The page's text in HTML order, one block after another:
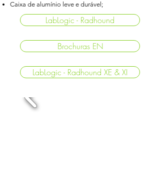
Caixa de alumínio leve e durável;
LabLogic - Radhound
Brochuras EN
LabLogic - Radhound XE & XI